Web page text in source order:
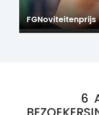
FGNoviteitenprijs
6